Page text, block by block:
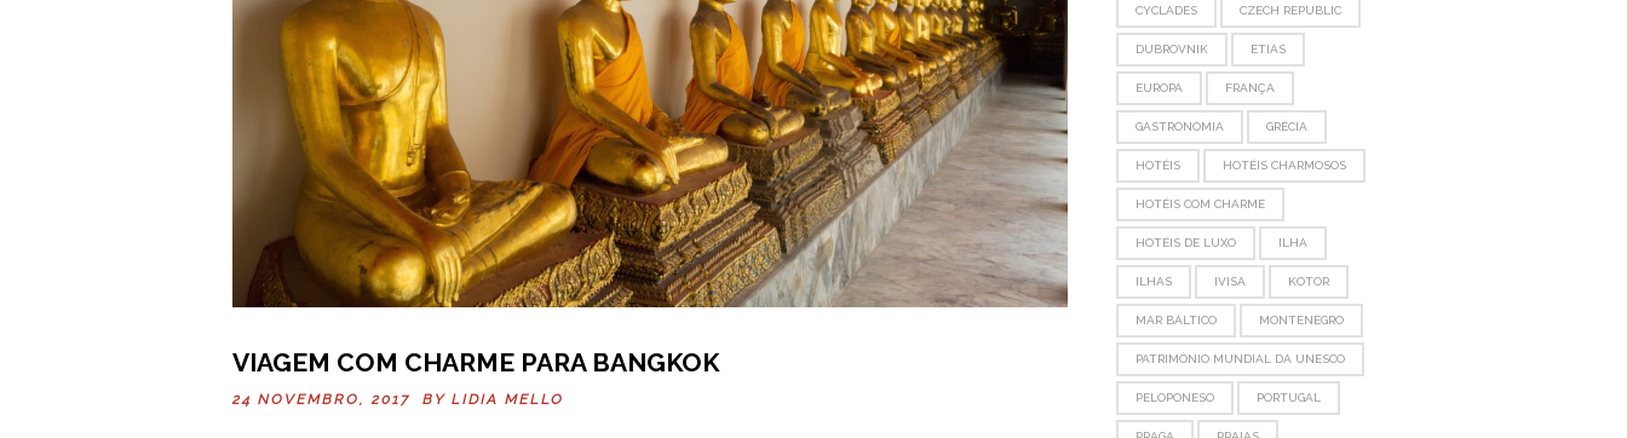
VIAGEM COM CHARME PARA BANGKOK
24 NOVEMBRO, 2017 BY LIDIA MELLO
CYCLADES CZECH REPUBLIC
DUBROVNIK ETIAS
EUROPA FRANÇA
GASTRONOMIA GRÉCIA
HOTÉIS HOTÉIS CHARMOSOS
HOTÉIS COM CHARME
HOTÉIS DE LUXO ILHA
ILHAS IVISA KOTOR
MAR BÁLTICO MONTENEGRO
PATRIMÔNIO MUNDIAL DA UNESCO
PELOPONESO PORTUGAL